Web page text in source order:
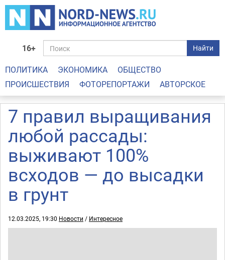
16+ Найти
ПОЛИТИКА ЭКОНОМИКА
ОБЩЕСТВО
ПРОИСШЕСТВИЯ
ФОТОРЕПОРТАЖИ АВТОРСКОЕ
7 правил выращивания
любой рассады:
выживают 100%
всходов — до высадки
в грунт
12.03.2025, 19:30 Новости / Интересное